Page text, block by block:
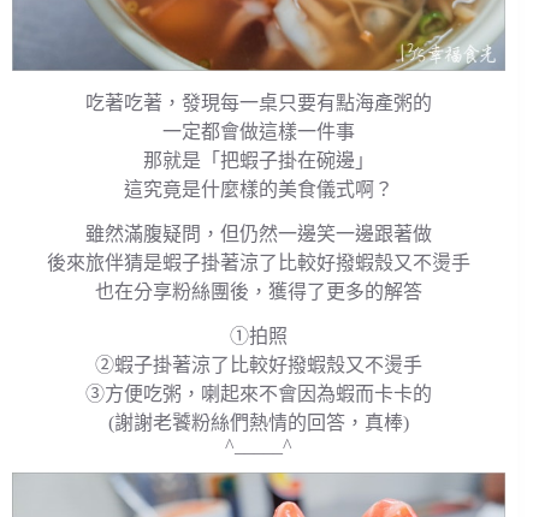
吃著吃著，發現每一桌只要有點海產粥的
一定都會做這樣一件事
那就是「把蝦子掛在碗邊」
這究竟是什麼樣的美食儀式啊？
雖然滿腹疑問，但仍然一邊笑一邊跟著做
後來旅伴猜是蝦子掛著涼了比較好撥蝦殼又不燙手
也在分享粉絲團後，獲得了更多的解答
①拍照
②蝦子掛著涼了比較好撥蝦殼又不燙手
③方便吃粥，喇起來不會因為蝦而卡卡的
(謝謝老饕粉絲們熱情的回答，真棒)
^_____^